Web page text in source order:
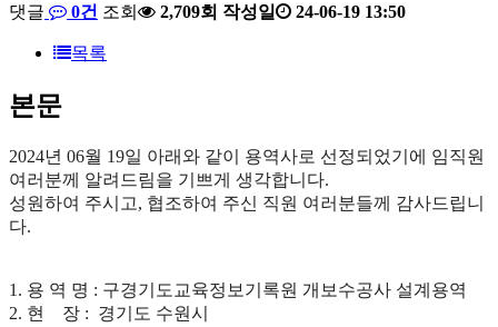
댓글
0건 조회 2,709회 작성일 24-06-19 13:50
목록
본문
2024년 06월 19일 아래와 같이 용역사로 선정되었기에 임직원
여러분께 알려드림을 기쁘게 생각합니다.
성원하여 주시고, 협조하여 주신 직원 여러분들께 감사드립니
다.
1. 용 역 명 : 구경기도교육정보기록원 개보수공사 설계용역
2. 현 장 : 경기도 수원시